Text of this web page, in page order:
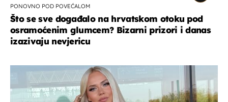
PONOVNO POD POVEĆALOM
Što se sve događalo na hrvatskom otoku pod
osramoćenim glumcem? Bizarni prizori i danas
izazivaju nevjericu